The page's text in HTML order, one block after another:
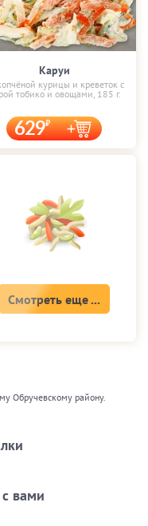
Каруи
курицы и креветок с
тобико и овощами, 185 г.
629
Смотреть еще ...
Обручевскому району.
вами